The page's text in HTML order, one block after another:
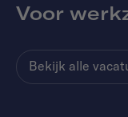
Voor
Bekijk alle